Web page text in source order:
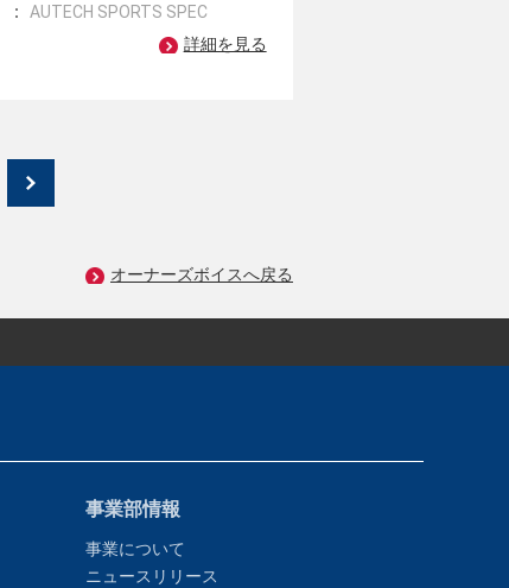
AUTECH SPORTS SPEC
詳細を見る
オーナーズボイスへ戻る
事業部情報
事業について
ニュースリリース